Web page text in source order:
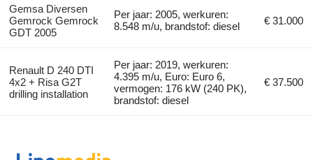
Gemsa Diversen
Gemrock Gemrock
GDT 2005
Per jaar: 2005, werkuren:
8.548 m/u, brandstof: diesel
€ 31.000
Renault D 240 DTI
4x2 + Risa G2T
drilling installation
Per jaar: 2019, werkuren:
4.395 m/u, Euro: Euro 6,
vermogen: 176 kW (240 PK),
brandstof: diesel
€ 37.500